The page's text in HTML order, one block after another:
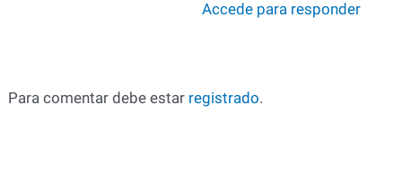
Accede para responder
Para comentar debe estar registrado.